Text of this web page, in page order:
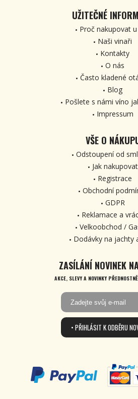
UŽITEČNÉ
Proč nakupovat
Naši vinaři
Kontakty
O nás
Často kladené
Blog
Pošlete s námi víno
Impressum
VŠE O
Odstoupení od
Jak nakupovat
Registrace
Obchodní
GDPR
Reklamace a
Velkoobchod /
Dodávky na jachty
ZASÍLÁNÍ NOVINEK
AKCE, SLEVY A NOVINKY
• PŘIHLÁSIT K ODBĚRU